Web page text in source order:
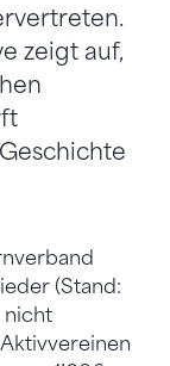
zeigt auf,
(Stand:
nicht